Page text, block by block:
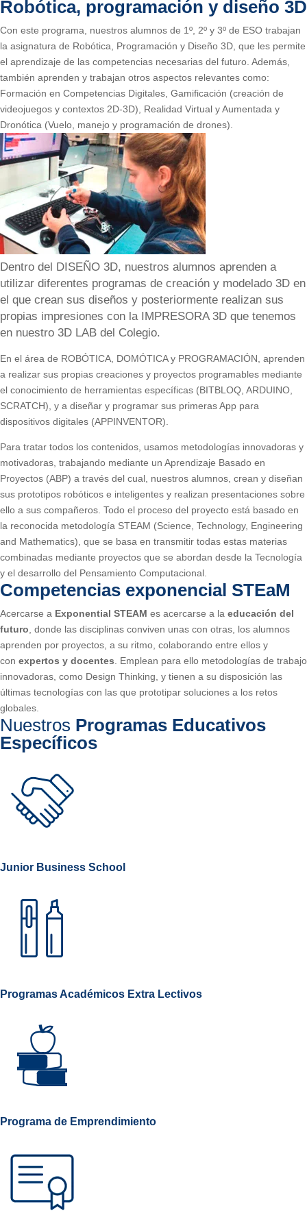
Robótica, programación y diseño 3D
Con este programa, nuestros alumnos de 1º, 2º y 3º de ESO trabajan
la asignatura de Robótica, Programación y Diseño 3D, que les permite
el aprendizaje de las competencias necesarias del futuro. Además,
también aprenden y trabajan otros aspectos relevantes como:
Formación en Competencias Digitales, Gamificación (creación de
videojuegos y contextos 2D-3D), Realidad Virtual y Aumentada y
Dronótica (Vuelo, manejo y programación de drones).
Dentro del DISEÑO 3D, nuestros alumnos aprenden a
utilizar diferentes programas de creación y modelado 3D en
el que crean sus diseños y posteriormente realizan sus
propias impresiones con la IMPRESORA 3D que tenemos
en nuestro 3D LAB del Colegio.
En el área de ROBÓTICA, DOMÓTICA y PROGRAMACIÓN, aprenden
a realizar sus propias creaciones y proyectos programables mediante
el conocimiento de herramientas específicas (BITBLOQ, ARDUINO,
SCRATCH), y a diseñar y programar sus primeras App para
dispositivos digitales (APPINVENTOR).
Para tratar todos los contenidos, usamos metodologías innovadoras y
motivadoras, trabajando mediante un Aprendizaje Basado en
Proyectos (ABP) a través del cual, nuestros alumnos, crean y diseñan
sus prototipos robóticos e inteligentes y realizan presentaciones sobre
ello a sus compañeros. Todo el proceso del proyecto está basado en
la reconocida metodología STEAM (Science, Technology, Engineering
and Mathematics), que se basa en transmitir todas estas materias
combinadas mediante proyectos que se abordan desde la Tecnología
y el desarrollo del Pensamiento Computacional.
Competencias exponencial STEaM
Acercarse a Exponential STEAM es acercarse a la educación del
futuro, donde las disciplinas conviven unas con otras, los alumnos
aprenden por proyectos, a su ritmo, colaborando entre ellos y
con expertos y docentes. Emplean para ello metodologías de trabajo
innovadoras, como Design Thinking, y tienen a su disposición las
últimas tecnologías con las que prototipar soluciones a los retos
globales.
Nuestros Programas Educativos
Específicos
Junior Business School
Programas Académicos Extra Lectivos
Programa de Emprendimiento